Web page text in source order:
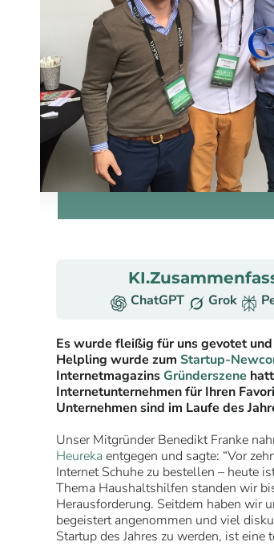
ChatGPT Grok
Es wurde fleißig für uns gevotet
Helpling wurde zum Startup-
InternetmagazinsGründerszene
Internetunternehmen für Ihren
Unternehmen sind im Laufe des
Unser Mitgründer Benedikt Franke
Heureka entgegen und sagte: “Vor
Internet Schuhe zu bestellen – heute
Thema Haushaltshilfen standen wir
Herausforderung. Seitdem haben wir
begeistert angenommen und viel
Startup des Jahres zu werden, ist eine